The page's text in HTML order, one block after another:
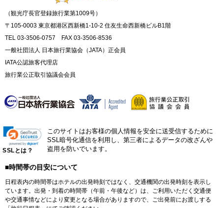
（観光庁長官登録旅行業第1009号）
〒105-0003 東京都港区西新橋1-10-2 住友生命西新橋ビルB1階
TEL 03-3506-0757 FAX 03-3506-8536
一般社団法人 日本旅行業協会（JATA）正会員
IATA公認旅客代理店
旅行業公正取引協議会会員
SSLとは？
このサイトはお客様の個人情報を安全に送受信するために
SSL暗号化通信を利用し、第三者によるデータの改ざんや
盗用を防いでいます。
■時間帯の目安について
日程表内の時間帯はホテルの出発時刻ではなく、交通機関の出発時刻を表示し
ています。出発・到着の時間帯（午前・午後など）は、ご利用いただく交通便
や交通事情などにより変更となる場合がありますので、ご出発前にお渡しする